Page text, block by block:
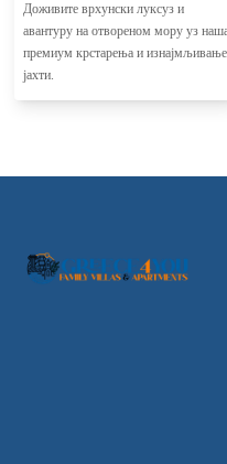
Доживите врхунски луксуз и
авантуру на отвореном мору уз
премиум крстарења и изнајмљивање
јахти.